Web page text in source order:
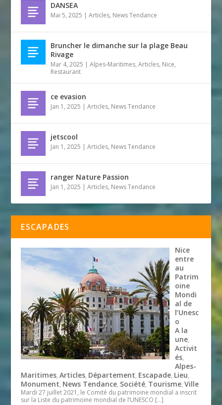
DANSEA
Mai 5, 2025 |Articles, News Tendance
Bruncher le dimanche sur la plage Beau
Rivage
Mar 4, 2025 |Alpes-Maritimes,Articles, Nice,
Restaurant
ce evasion
Jan 1, 2025 |Articles, News Tendance
jetscool
Jan 1, 2025 |Articles, News Tendance
ranger Nature Passion
Jan 1, 2025 |Articles, News Tendance
ESCAPADES
Nice
entre
au
Patrim
oine
Mondi
al de
l’Unesc
o
A la
une,
Activit
és,
Alpes-
Maritimes,Articles, Département, Escapade, Lieu,
Monument, News Tendance, Société, Tourisme,Ville
Mardi 27 juillet 2021, le Comité du patrimoine mondial a inscrit
sur la Liste du patrimoine mondial de l’UNESCO […]